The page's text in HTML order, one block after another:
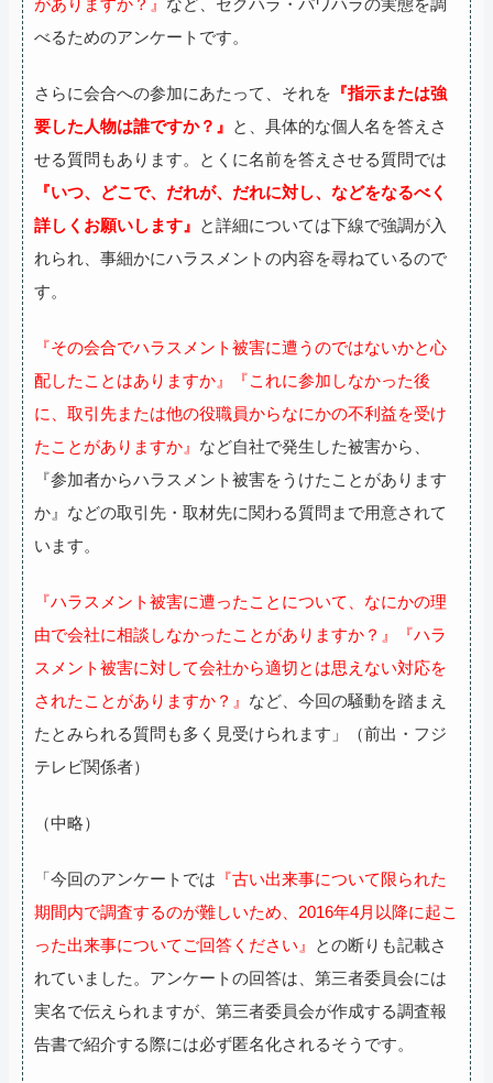
べるためのアンケートです。
さらに会合への参加にあたって、それを 『指示または強
要した人物は誰ですか？』 と、具体的な個人名を答えさ
せる質問もあります。とくに名前を答えさせる質問では
『いつ、どこで、だれが、だれに対し、などをなるべく
詳しくお願いします』 と詳細については下線で強調が入
れられ、事細かにハラスメントの内容を尋ねているので
す。
『その会合でハラスメント被害に遭うのではないかと心
配したことはありますか』『これに参加しなかった後
に、取引先または他の役職員からなにかの不利益を受け
たことがありますか』 など自社で発生した被害から、
『参加者からハラスメント被害をうけたことがあります
か』などの取引先・取材先に関わる質問まで用意されて
います。
『ハラスメント被害に遭ったことについて、なにかの理
由で会社に相談しなかったことがありますか？』『ハラ
スメント被害に対して会社から適切とは思えない対応を
されたことがありますか？』 など、今回の騒動を踏まえ
たとみられる質問も多く見受けられます」（前出・フジ
テレビ関係者）
（中略）
「今回のアンケートでは 『古い出来事について限られた
期間内で調査するのが難しいため、2016年4月以降に起こ
った出来事についてご回答ください』
との断りも記載さ
れていました。アンケートの回答は、第三者委員会には
実名で伝えられますが、第三者委員会が作成する調査報
告書で紹介する際には必ず匿名化されるそうです。